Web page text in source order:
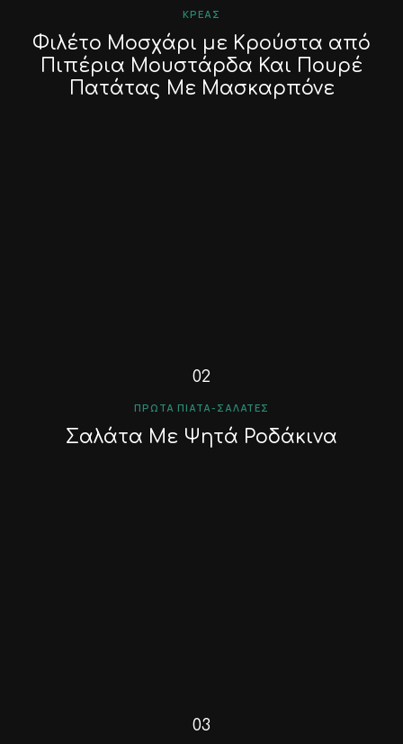
ΚΡΈΑΣ
Φιλέτο Μοσχάρι με Κρούστα από
Πιπέρια Μουστάρδα Και Πουρέ
Πατάτας Με Μασκαρπόνε
ΠΡΏΤΑ ΠΙΆΤΑ-ΣΑΛΆΤΕΣ
Σαλάτα Με Ψητά Ροδάκινα